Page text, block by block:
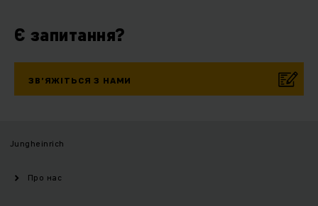
Є запитання?
ЗВ’ЯЖІТЬСЯ З НАМИ
Jungheinrich
Про нас